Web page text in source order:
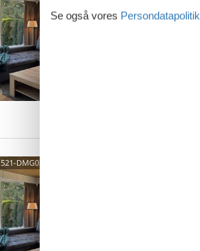
521-DMG031029-EYC
Se også vores Persondatapolitik